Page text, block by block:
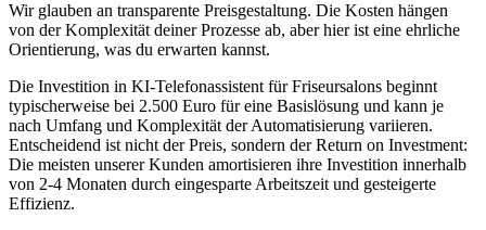
Wir glauben an transparente Preisgestaltung. Die Kosten hängen
von der Komplexität deiner Prozesse ab, aber hier ist eine ehrliche
Orientierung, was du erwarten kannst.
Die Investition in KI-Telefonassistent für Friseursalons beginnt
typischerweise bei 2.500 Euro für eine Basislösung und kann je
nach Umfang und Komplexität der Automatisierung variieren.
Entscheidend ist nicht der Preis, sondern der Return on Investment:
Die meisten unserer Kunden amortisieren ihre Investition innerhalb
von 2-4 Monaten durch eingesparte Arbeitszeit und gesteigerte
Effizienz.